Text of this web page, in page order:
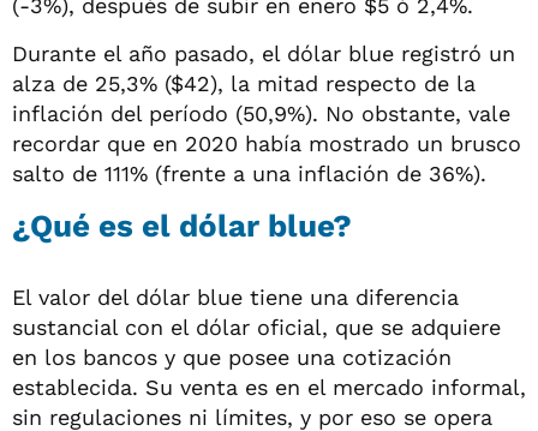
Durante el año pasado, el dólar blue registró un
alza de 25,3% ($42), la mitad respecto de la
inflación del período (50,9%). No obstante, vale
recordar que en 2020 había mostrado un brusco
salto de 111% (frente a una inflación de 36%).
¿Qué es el dólar blue?
El valor del dólar blue tiene una diferencia
sustancial con el dólar oficial, que se adquiere
en los bancos y que posee una cotización
establecida. Su venta es en el mercado informal,
sin regulaciones ni límites, y por eso se opera